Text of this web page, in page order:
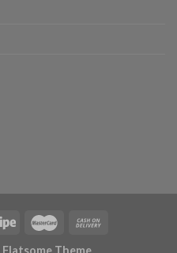
Flatsome Theme